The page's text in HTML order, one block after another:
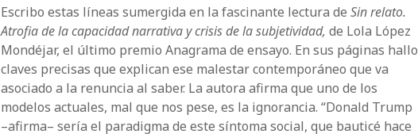
Escribo estas líneas sumergida en la fascinante lectura de Sin relato.
Atrofia de la capacidad narrativa y crisis de la subjetividad,de Lola López
Mondéjar, el último premio Anagrama de ensayo. En sus páginas hallo
claves precisas que explican ese malestar contemporáneo que va
asociado a la renuncia al saber. La autora afirma que uno de los
modelos actuales, mal que nos pese, es la ignorancia. “Donald Trump
–afirma– sería el paradigma de este síntoma social, que bauticé hace